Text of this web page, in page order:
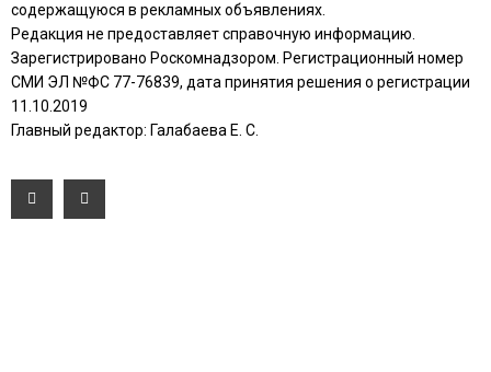
содержащуюся в рекламных объявлениях.
Редакция не предоставляет справочную информацию.
Зарегистрировано Роскомнадзором. Регистрационный номер
СМИ ЭЛ №ФС 77-76839, дата принятия решения о регистрации
11.10.2019
Главный редактор: Галабаева Е. С.